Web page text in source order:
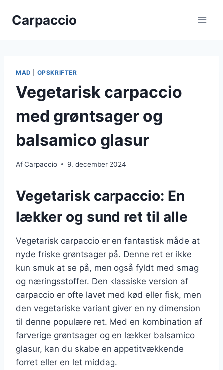
Carpaccio
MAD OPSKRIFTER
Vegetarisk carpaccio
med grøntsager og
balsamico glasur
AfCarpaccio 9. december 2024
Vegetarisk carpaccio: En
lækker og sund ret til alle
Vegetarisk carpaccio er en fantastisk måde at
nyde friske grøntsager på. Denne ret er ikke
kun smuk at se på, men også fyldt med smag
og næringsstoffer. Den klassiske version af
carpaccio er ofte lavet med kød eller fisk, men
den vegetariske variant giver en ny dimension
til denne populære ret. Med en kombination af
farverige grøntsager og en lækker balsamico
glasur, kan du skabe en appetitvækkende
forret eller en let middag.